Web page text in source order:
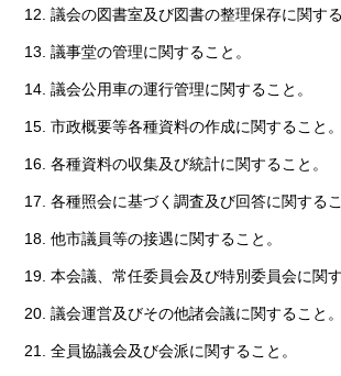
議会の図書室及び図書の整理保存に関する
議事堂の管理に関すること。
議会公用車の運行管理に関すること。
市政概要等各種資料の作成に関すること。
各種資料の収集及び統計に関すること。
各種照会に基づく調査及び回答に関するこ
他市議員等の接遇に関すること。
本会議、常任委員会及び特別委員会に関す
議会運営及びその他諸会議に関すること。
全員協議会及び会派に関すること。